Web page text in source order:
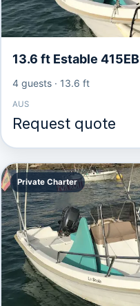
13.6 ft Estable 415EB
4 guests· 13.6 ft
AUS
Request quote
Private Charter